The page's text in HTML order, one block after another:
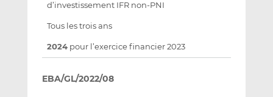
d’investissement IFR non-PNI
Tous les trois ans
2024pour l’exercice financier 2023
EBA/GL/2022/08